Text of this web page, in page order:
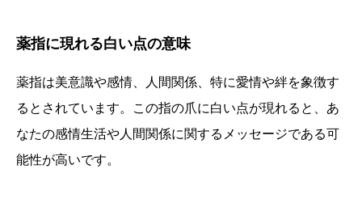
薬指に現れる白い点の意味
薬指は美意識や感情、人間関係、特に愛情や絆を象徴す
るとされています。この指の爪に白い点が現れると、あ
なたの感情生活や人間関係に関するメッセージである可
能性が高いです。